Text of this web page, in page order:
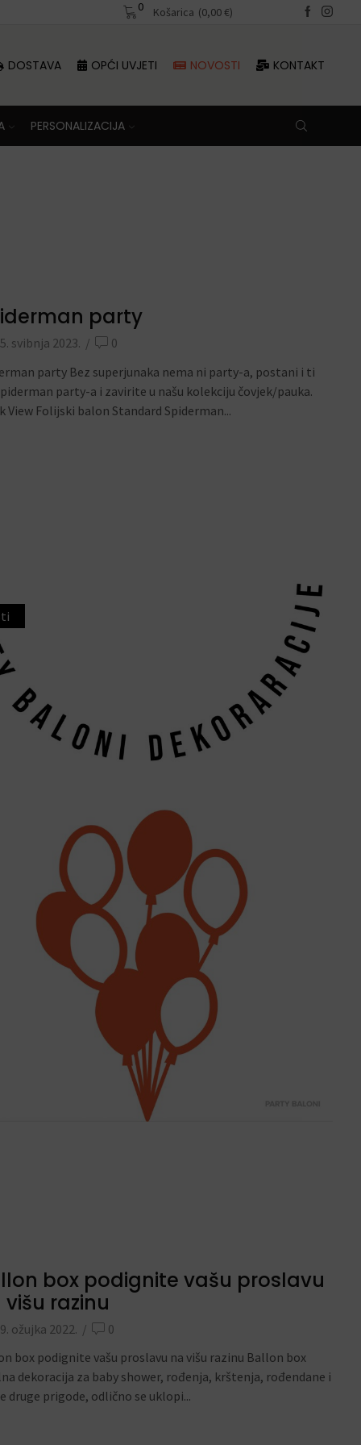
Besplatna dostava iznad 70 €
0 Košarica (0,00€)
DOSTAVA OPĆI UVJETI NOVOSTI KONTAKT
PERSONALIZACIJA
party
svibnja 2023. /
0
party Bez superjunaka nema ni party-a, postani i ti
party-a i zavirite u našu kolekciju čovjek/pauka.
View Folijski balon Standard Spiderman...
box podignite vašu proslavu
razinu
ožujka 2022. /
0
box podignite vašu proslavu na višu razinu Ballon box
dekoracija za baby shower, rođenja, krštenja, rođendane i
druge prigode, odlično se uklopi...